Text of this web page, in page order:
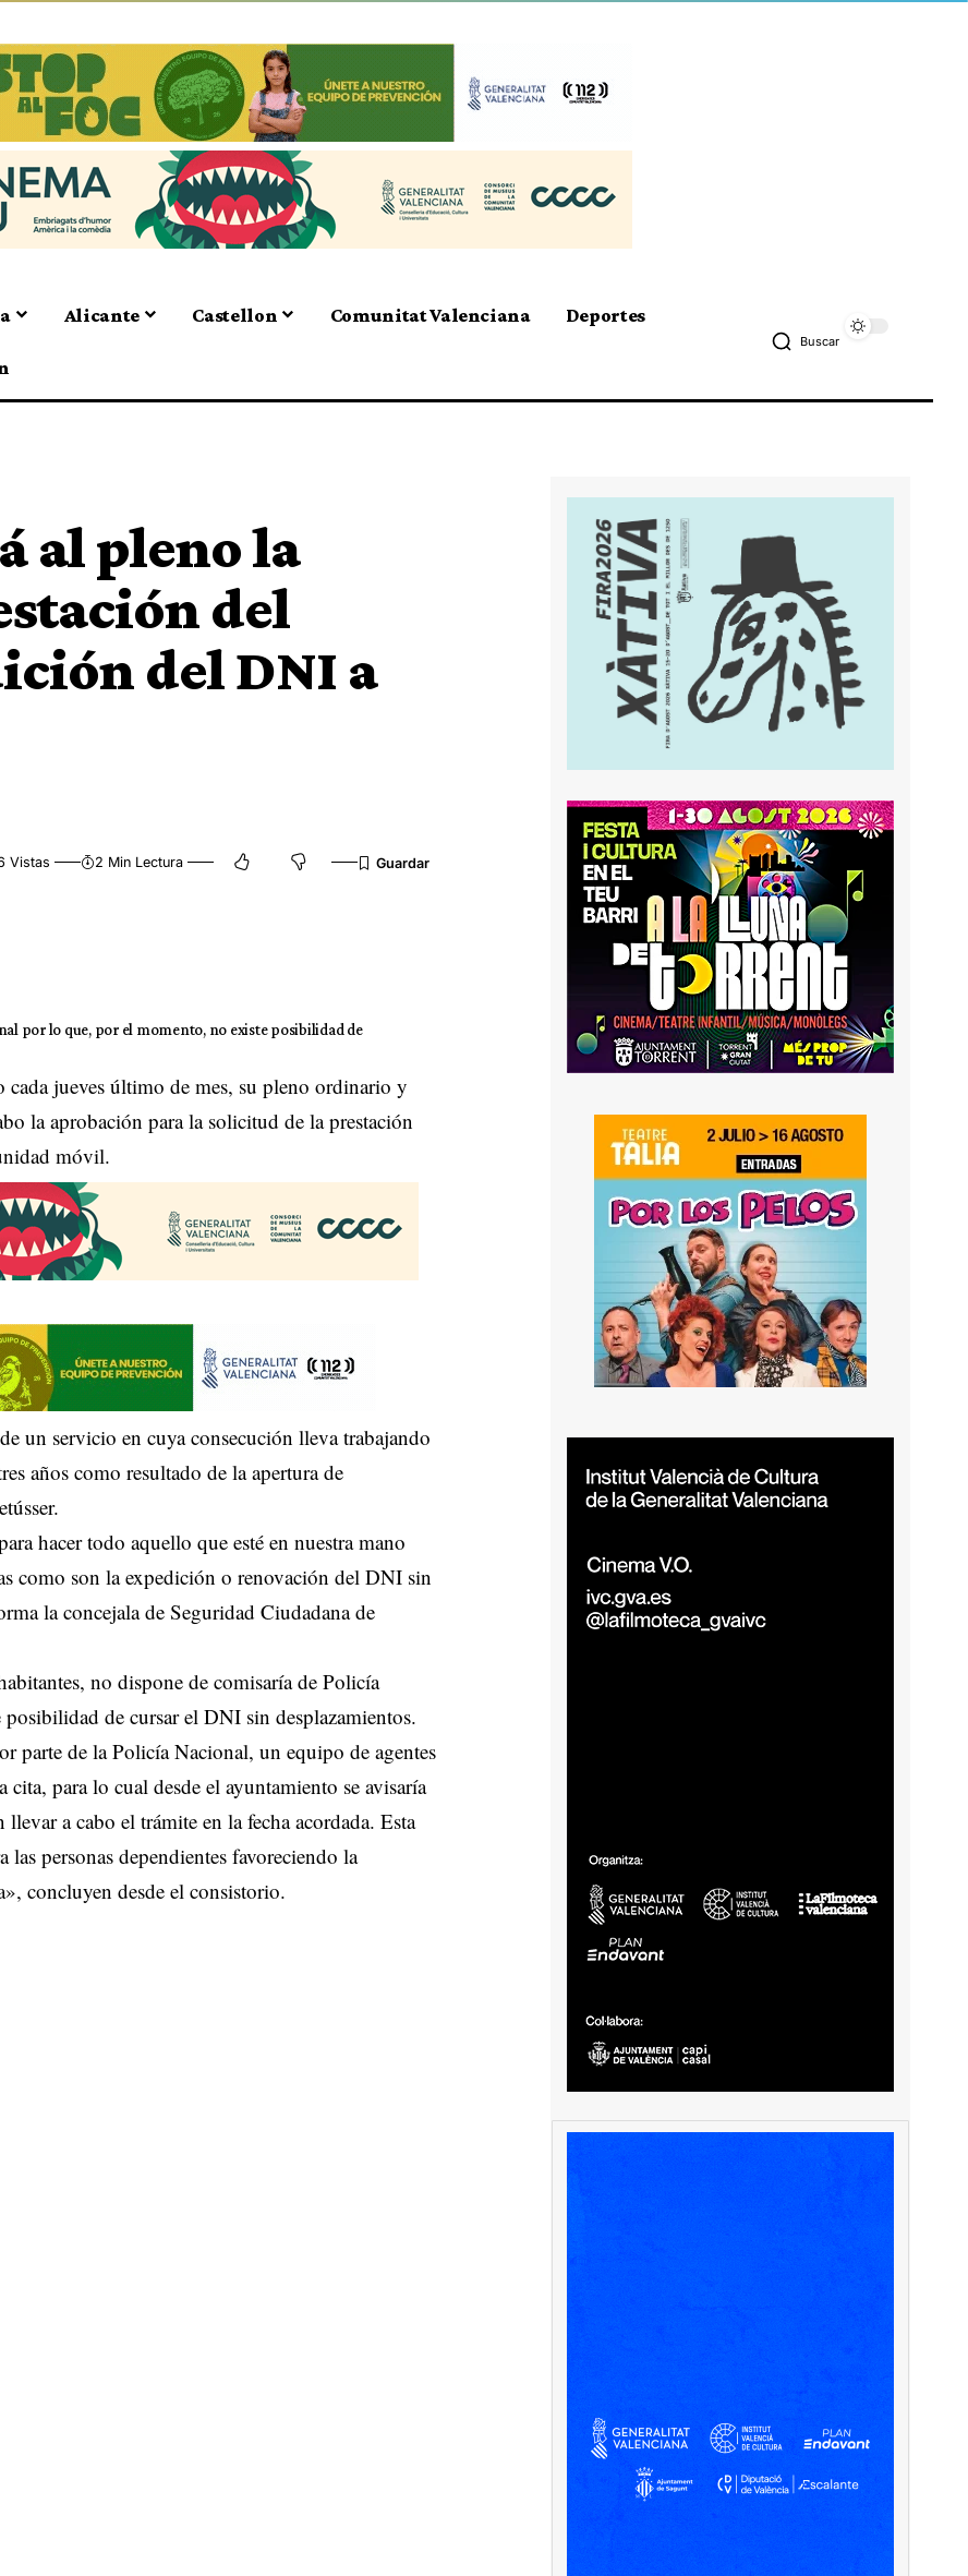
Alicante Castellon Comunitat Valenciana Deportes
Buscar
al pleno la
del
del DNI a
Vistas 2 Min Lectura
por lo que, por el momento, no existe posibilidad de
jueves último de mes, su pleno ordinario y
la aprobación para la solicitud de la prestación
móvil.
un servicio en cuya consecución lleva trabajando
años como resultado de la apertura de
hacer todo aquello que esté en nuestra mano
como son la expedición o renovación del DNI sin
la concejala de Seguridad Ciudadana de
no dispone de comisaría de Policía
de cursar el DNI sin desplazamientos.
parte de la Policía Nacional, un equipo de agentes
para lo cual desde el ayuntamiento se avisaría
a cabo el trámite en la fecha acordada. Esta
personas dependientes favoreciendo la
concluyen desde el consistorio.